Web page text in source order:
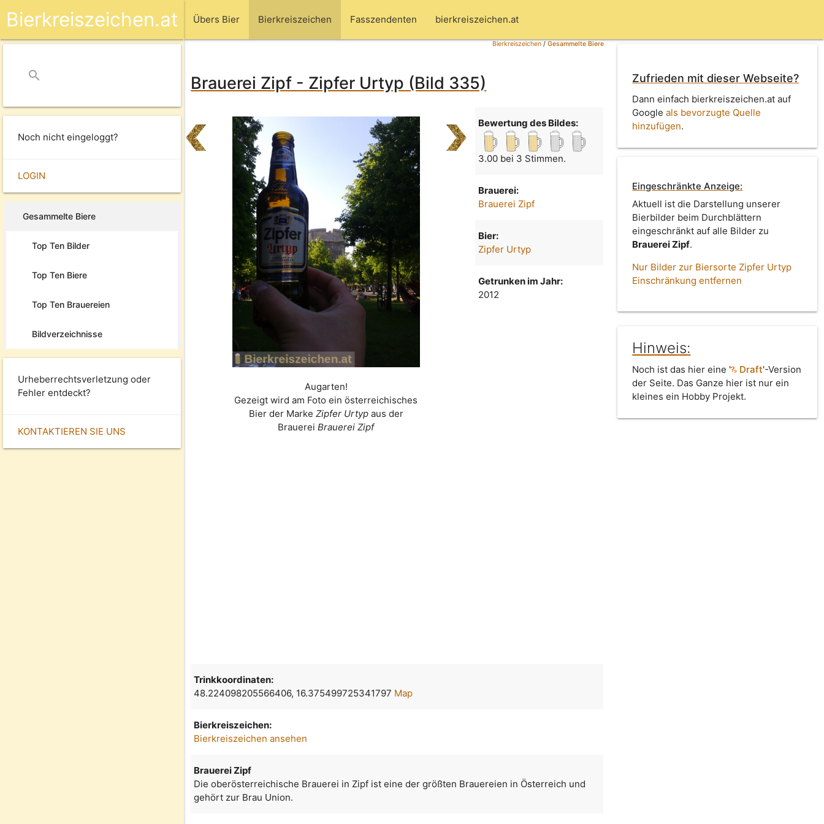
Übers Bier Bierkreiszeichen Fasszendenten bierkreiszeichen.at
Bierkreiszeichen.at
search
Noch nicht eingeloggt?
LOGIN
Gesammelte Biere
Top Ten Bilder
Top Ten Biere
Top Ten Brauereien
Bildverzeichnisse
Urheberrechtsverletzung oder
Fehler entdeckt?
KONTAKTIEREN SIE UNS
Bierkreiszeichen/Gesammelte Biere
Brauerei Zipf - Zipfer Urtyp (Bild 335)
Augarten!
Gezeigt wird am Foto ein österreichisches
Bier der Marke Zipfer Urtypaus der
BrauereiBrauerei Zipf
Bewertung des Bildes:
3.00 bei 3 Stimmen.
Brauerei:
Brauerei Zipf
Bier:
Zipfer Urtyp
Getrunken im Jahr:
2012
Zufrieden mit dieser Webseite?
Dann einfach bierkreiszeichen.at auf
Googleals bevorzugte Quelle
hinzufügen.
Eingeschränkte Anzeige:
Aktuell ist die Darstellung unserer
Bierbilder beim Durchblättern
eingeschränkt auf alle Bilder zu
Brauerei Zipf.
Nur Bilder zur Biersorte Zipfer Urtyp
Einschränkung entfernen
Hinweis:
Noch ist das hier eine ' Draft'-Version
der Seite. Das Ganze hier ist nur ein
kleines ein Hobby Projekt.
Trinkkoordinaten:
48.224098205566406, 16.375499725341797 Map
Bierkreiszeichen:
Bierkreiszeichen ansehen
Brauerei Zipf
Die oberösterreichische Brauerei in Zipf ist eine der größten Brauereien in Österreich und
gehört zur Brau Union.